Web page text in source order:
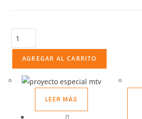
AGREGAR AL CARRITO
LEER MÁS